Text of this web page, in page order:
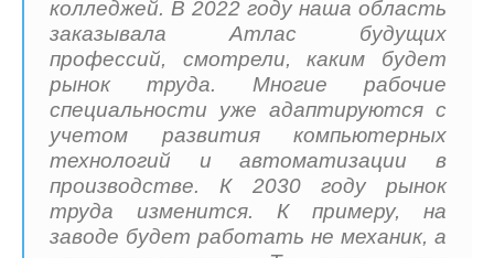
колледжей. В 2022 году наша область
заказывала Атлас будущих
профессий, смотрели, каким будет
рынок труда. Многие рабочие
специальности уже адаптируются с
учетом развития компьютерных
технологий и автоматизации в
производстве. К 2030 году рынок
труда изменится. К примеру, на
заводе будет работать не механик, а